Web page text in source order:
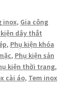
inox, Gia công
kiện dây thắt
, Phụ kiện khóa
, Phụ kiện sản
kiện thời trang,
cài áo, Tem inox